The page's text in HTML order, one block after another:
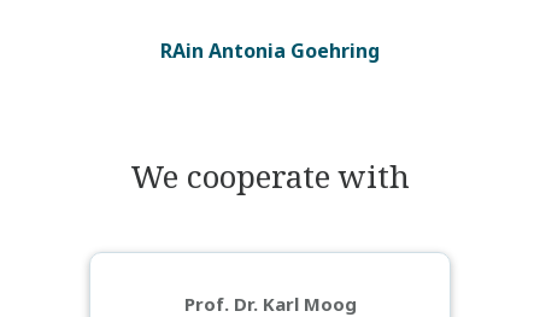
RAin Antonia Gоеhring
We cooperate with
Prof. Dr. Karl Moog